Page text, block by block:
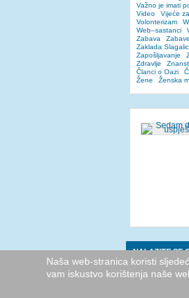
Važno je imati
Video
Vijeće
Volonterizam
Web–sastanci
Zabava
Zabave
Zaklada
Zapošljavanje
Zdravlje
Članci o Oazi
Žene
Ženska
NALAZITE SE
Naša web-stranica koristi
vam iskustvo korištenja naše